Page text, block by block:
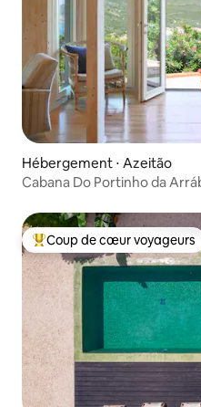
Hébergement ⋅ Azeitão
Cabana Do Portinho da
Coups de cœur voyageurs
Coup de cœur voyageurs